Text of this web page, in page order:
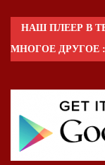
НАШ ПЛЕЕР В
МНОГОЕ ДРУГОЕ :